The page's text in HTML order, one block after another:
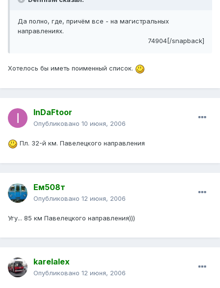
Да полно, где, причём все - на магистральных
направлениях.
74904[/snapback]
Хотелось бы иметь поименный список.
InDaFtoor
Опубликовано 10 июня, 2006
Пл. 32-й км. Павелецкого направления
Ем508т
Опубликовано 12 июня, 2006
Угу... 85 км Павелецкого направления)))
karelalex
Опубликовано 12 июня, 2006